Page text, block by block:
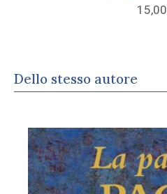
15,00
Dello stesso autore